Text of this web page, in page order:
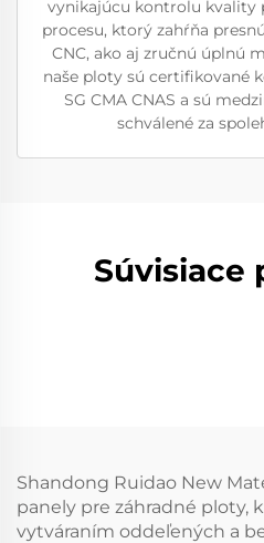
vynikajúcu kontrolu kvality
procesu, ktorý zahŕňa
CNC, ako aj zručnú úplnú
naše ploty sú certifikované
SG CMA CNAS a sú
schválené za
Súvisiace
Shandong Ruidao New
panely pre záhradné ploty,
vytváraním oddeľených a